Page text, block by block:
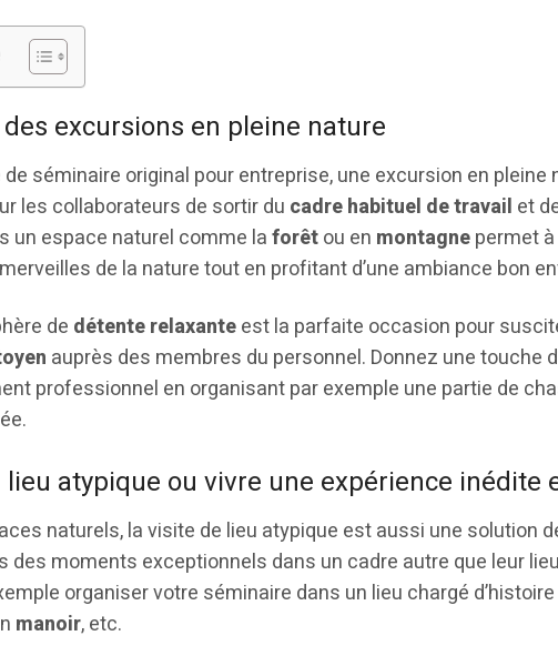
excursions en pleine nature
de séminaire original pour entreprise, une excursion en pleine
les collaborateurs de sortir du cadre habituel de travail et
un espace naturel comme laforêtou en montagnepermet
de la nature tout en profitant d’une ambiance bon
de détente relaxanteest la parfaite occasion pour
auprès des membres du personnel. Donnez une touche
professionnel en organisant par exemple une partie de
atypique ou vivre une expérience inédite
naturels, la visite de lieu atypique est aussi une solution
des moments exceptionnels dans un cadre autre que leur
organiser votre séminaire dans un lieu chargé
manoir, etc.